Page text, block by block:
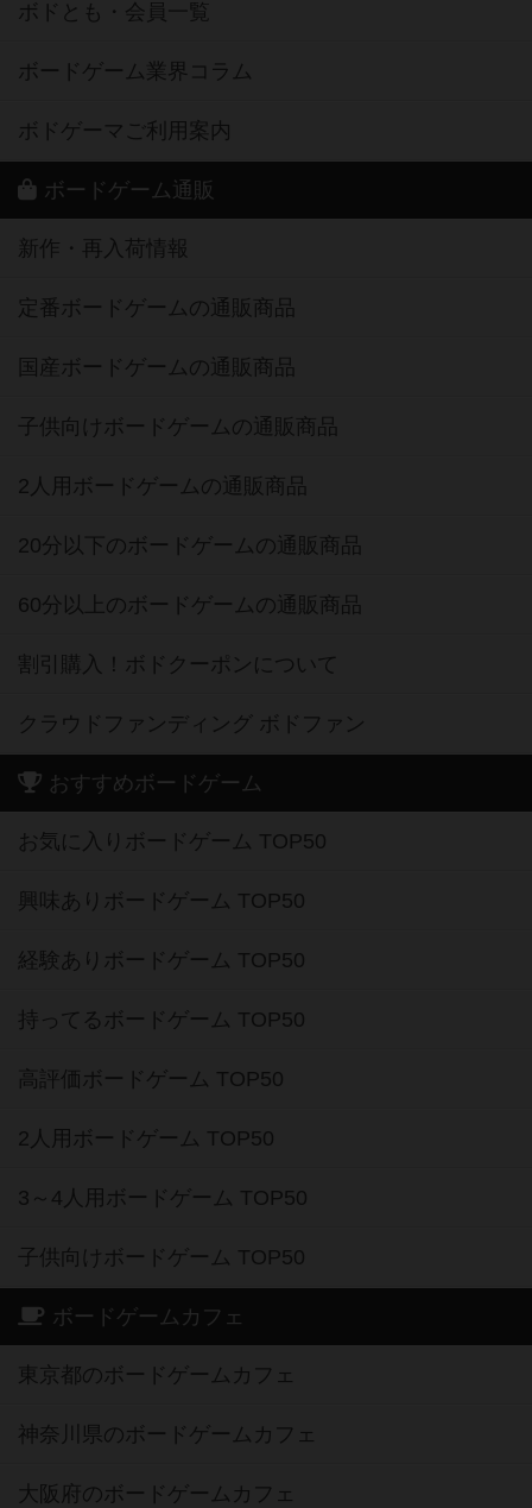
ボドとも・会員一覧
ボードゲーム業界コラム
ボドゲーマご利用案内
ボードゲーム通販
新作・再入荷情報
定番ボードゲームの通販商品
国産ボードゲームの通販商品
子供向けボードゲームの通販商品
2人用ボードゲームの通販商品
20分以下のボードゲームの通販商品
60分以上のボードゲームの通販商品
割引購入！ボドクーポンについて
クラウドファンディング ボドファン
おすすめボードゲーム
お気に入りボードゲーム TOP50
興味ありボードゲーム TOP50
経験ありボードゲーム TOP50
持ってるボードゲーム TOP50
高評価ボードゲーム TOP50
2人用ボードゲーム TOP50
3～4人用ボードゲーム TOP50
子供向けボードゲーム TOP50
ボードゲームカフェ
東京都のボードゲームカフェ
神奈川県のボードゲームカフェ
大阪府のボードゲームカフェ